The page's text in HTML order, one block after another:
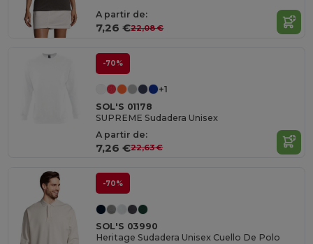
A partir de:
7,26 €22,08 €
-70%
+1
SOL'S 01178
SUPREME Sudadera Unisex
A partir de:
7,26 €22,63 €
-70%
SOL'S 03990
Heritage Sudadera Unisex Cuello De Polo